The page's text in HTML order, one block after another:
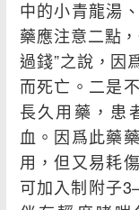
中的小青龍湯
藥應注意二點
過錢”之說，因
而死亡。二是
長久用藥，患
血。因爲此藥
用，但又易耗
可加入制附子